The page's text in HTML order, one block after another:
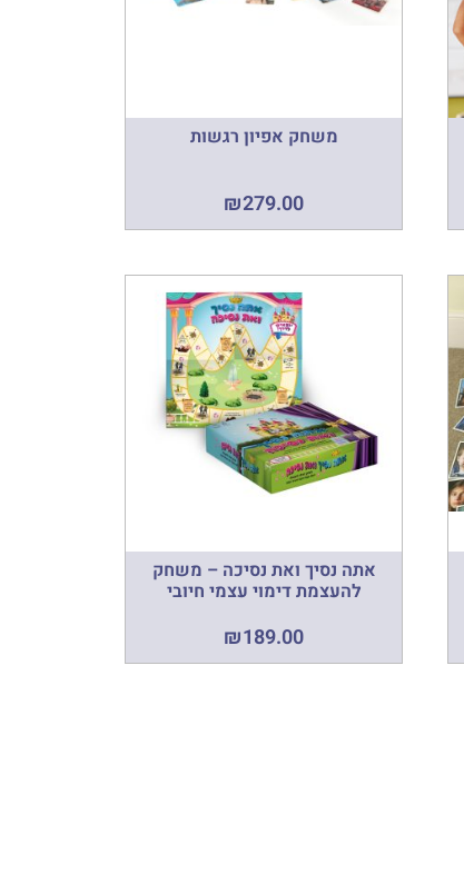
משחק אפיון רגשות
₪279.00
אתה נסיך ואת נסיכה – משחק
להעצמת דימוי עצמי חיובי
₪189.00